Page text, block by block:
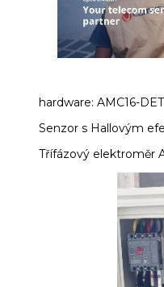
hardware: AMC16-
Senzor s Hallovým
Třífázový elektroměr